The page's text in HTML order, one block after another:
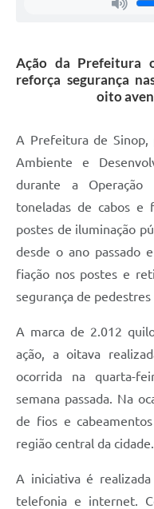
Ação da Prefeitura
reforça segurança
oito
A Prefeitura de Sinop,
Ambiente e
durante a Operação
toneladas de cabos
postes de iluminação
desde o ano passado
fiação nos postes e
segurança de
A marca de 2.012
ação, a oitava
ocorrida na quarta-
semana passada. Na
de fios e
região central da cidade.
A iniciativa é
telefonia e internet.